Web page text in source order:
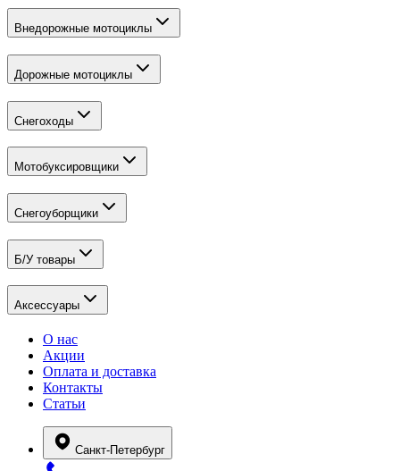
Внедорожные мотоциклы
Дорожные мотоциклы
Снегоходы
Мотобуксировщики
Снегоуборщики
Б/У товары
Аксессуары
О нас
Акции
Оплата и доставка
Контакты
Статьи
Санкт-Петербург